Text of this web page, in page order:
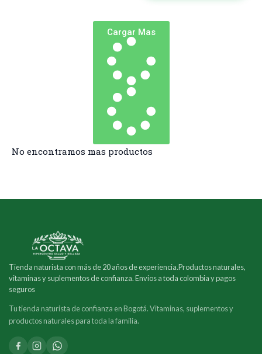
Cargar Mas
No encontramos mas productos
Tienda naturista con más de 20 años de experiencia.Productos naturales,
vitaminas y suplementos de confianza. Envios a toda colombia y pagos
seguros
Tu tienda naturista de confianza en Bogotá. Vitaminas, suplementos y
productos naturales para toda la familia.